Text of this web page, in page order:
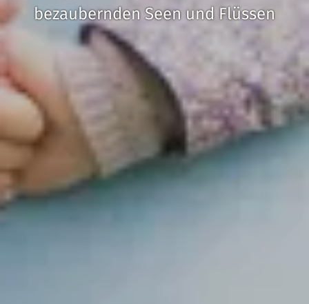
bezaubernden Seen und Flüssen